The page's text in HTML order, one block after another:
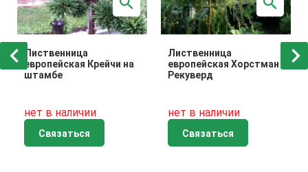
Лиственница
европейская Крейчи на
штамбе
нет в наличии
Связаться
Лиственница
европейская Хорстман
Рекуверд
нет в наличии
Связаться